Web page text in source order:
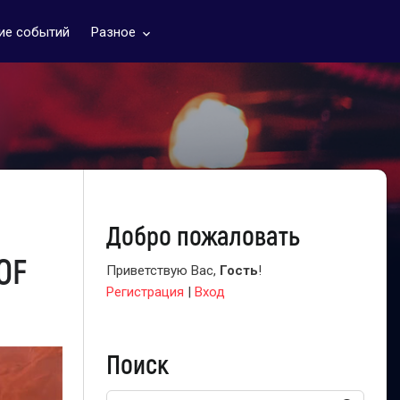
событий Разное keyboard_arrow_down
Добро пожаловать
Приветствую Вас, Гость!
Регистрация | Вход
Поиск